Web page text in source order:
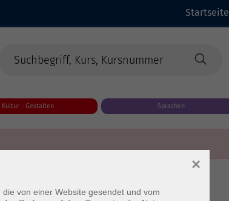
Startseite
Kultur - Gestalten Sprachen
von einer Website gesendet und vom
×